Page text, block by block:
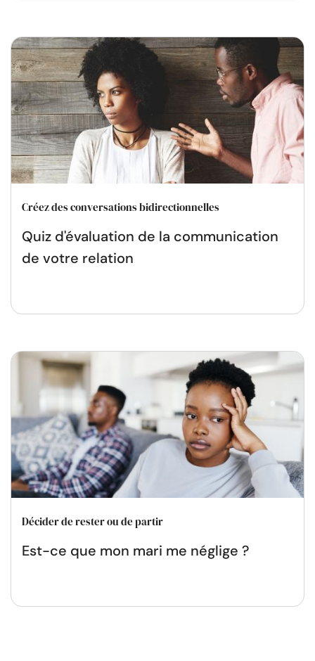
Créez des conversations bidirectionnelles
Quiz d'évaluation de la communication
de votre relation
Décider de rester ou de partir
Est-ce que mon mari me néglige ?